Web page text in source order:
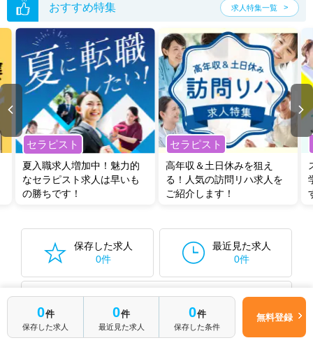
おすすめ特集 求人特集一覧
セラピスト
夏入職求人増加中！魅力的
なセラピスト求人は早いも
の勝ちです！
セラピスト
高年収＆土日休みを狙え
る！人気の訪問リハ求人を
ご紹介します！
保存した求人
0件
最近見た求人
0件
保存した検索条件から再検索する0件
0件
保存した求人
0件
最近見た求人
0件
保存した条件
無料登録